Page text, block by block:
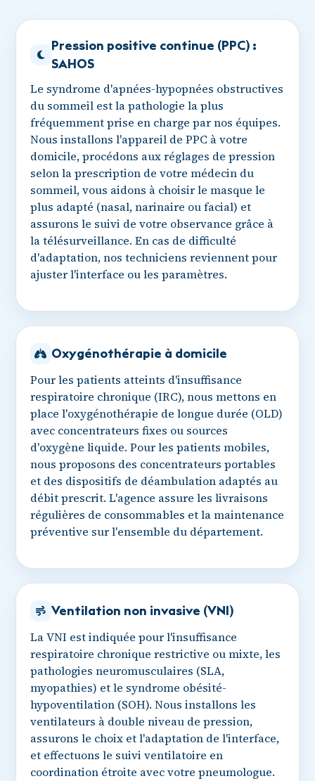
Pression positive continue (PPC) :
SAHOS
Le syndrome d'apnées-hypopnées obstructives
du sommeil est la pathologie la plus
fréquemment prise en charge par nos équipes.
Nous installons l'appareil de PPC à votre
domicile, procédons aux réglages de pression
selon la prescription de votre médecin du
sommeil, vous aidons à choisir le masque le
plus adapté (nasal, narinaire ou facial) et
assurons le suivi de votre observance grâce à
la télésurveillance. En cas de difficulté
d'adaptation, nos techniciens reviennent pour
ajuster l'interface ou les paramètres.
Oxygénothérapie à domicile
Pour les patients atteints d'insuffisance
respiratoire chronique (IRC), nous mettons en
place l'oxygénothérapie de longue durée (OLD)
avec concentrateurs fixes ou sources
d'oxygène liquide. Pour les patients mobiles,
nous proposons des concentrateurs portables
et des dispositifs de déambulation adaptés au
débit prescrit. L'agence assure les livraisons
régulières de consommables et la maintenance
préventive sur l'ensemble du département.
Ventilation non invasive (VNI)
La VNI est indiquée pour l'insuffisance
respiratoire chronique restrictive ou mixte, les
pathologies neuromusculaires (SLA,
myopathies) et le syndrome obésité-
hypoventilation (SOH). Nous installons les
ventilateurs à double niveau de pression,
assurons le choix et l'adaptation de l'interface,
et effectuons le suivi ventilatoire en
coordination étroite avec votre pneumologue.